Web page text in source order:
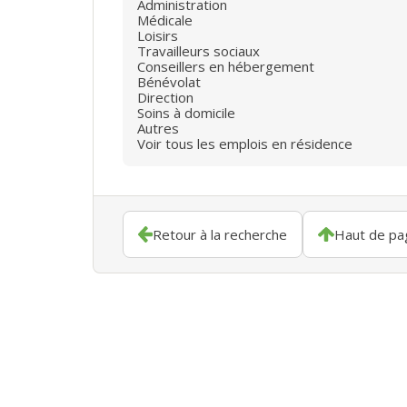
Administration
Médicale
Loisirs
Travailleurs sociaux
Conseillers en hébergement
Bénévolat
Direction
Soins à domicile
Autres
Voir tous les emplois en résidence
Retour à la recherche Haut de